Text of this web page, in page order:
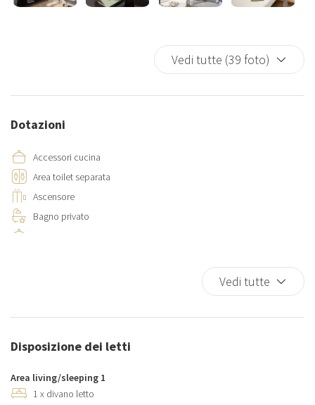
Vedi tutte (39 foto)
Dotazioni
Accessori cucina
Area toilet separata
Ascensore
Bagno privato
Vedi tutte
Disposizione dei letti
Area living/sleeping 1
1 x divano letto